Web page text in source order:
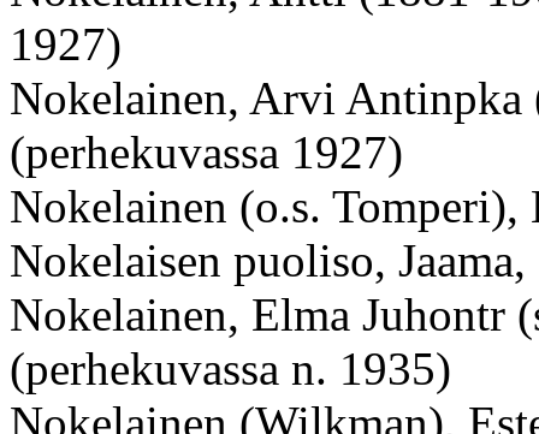
1927)
Nokelainen, Arvi Antinpka
(perhekuvassa 1927)
Nokelainen (o.s.
Nokelaisen puoliso,
Nokelainen, Elma Juhontr
(perhekuvassa n. 1935)
Nokelainen (Wilkman),